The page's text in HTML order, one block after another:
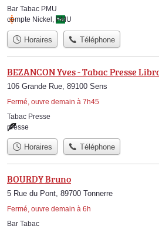
Bar Tabac PMU
compte Nickel , PMU
Horaires Téléphone
BEZANCON Yves - Tabac Presse
106 Grande Rue, 89100 Sens
Fermé, ouvre demain à 7h45
Tabac Presse
presse
Horaires Téléphone
BOURDY Bruno
5 Rue du Pont, 89700 Tonnerre
Fermé, ouvre demain à 6h
Bar Tabac